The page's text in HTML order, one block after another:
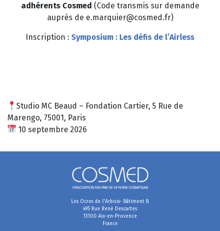
adhérents Cosmed (Code transmis sur demande
auprès de e.marquier@cosmed.fr)
Inscription : Symposium : Les défis de l’Airless
Studio MC Beaud – Fondation Cartier, 5 Rue de
Marengo, 75001, Paris
10 septembre 2026
Les Ocres de l'Arbois- Bâtiment B
495 Rue René Descartes
13100 Aix-en-Provence
France